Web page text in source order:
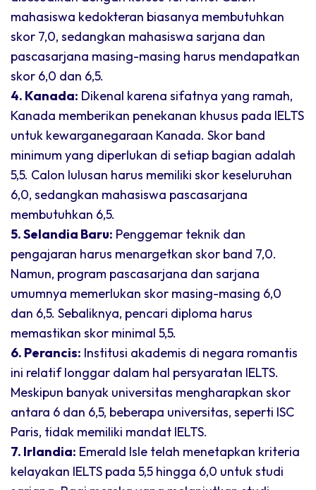
mahasiswa kedokteran biasanya membutuhkan
skor 7,0, sedangkan mahasiswa sarjana dan
pascasarjana masing-masing harus mendapatkan
skor 6,0 dan 6,5.
4. Kanada: Dikenal karena sifatnya yang ramah,
Kanada memberikan penekanan khusus pada IELTS
untuk kewarganegaraan Kanada. Skor band
minimum yang diperlukan di setiap bagian adalah
5,5. Calon lulusan harus memiliki skor keseluruhan
6,0, sedangkan mahasiswa pascasarjana
membutuhkan 6,5.
5. Selandia Baru: Penggemar teknik dan
pengajaran harus menargetkan skor band 7,0.
Namun, program pascasarjana dan sarjana
umumnya memerlukan skor masing-masing 6,0
dan 6,5. Sebaliknya, pencari diploma harus
memastikan skor minimal 5,5.
6. Perancis: Institusi akademis di negara romantis
ini relatif longgar dalam hal persyaratan IELTS.
Meskipun banyak universitas mengharapkan skor
antara 6 dan 6,5, beberapa universitas, seperti ISC
Paris, tidak memiliki mandat IELTS.
7. Irlandia: Emerald Isle telah menetapkan kriteria
kelayakan IELTS pada 5,5 hingga 6,0 untuk studi